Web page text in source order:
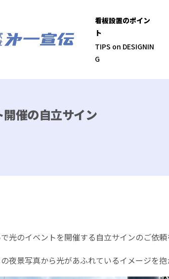
看板設置のポイン
ト
TIPS on DESIGNIN
G
催の自立サイン
光のイベントを開催する自立サインのご依頼
夜景写真から光があふれているイメージを